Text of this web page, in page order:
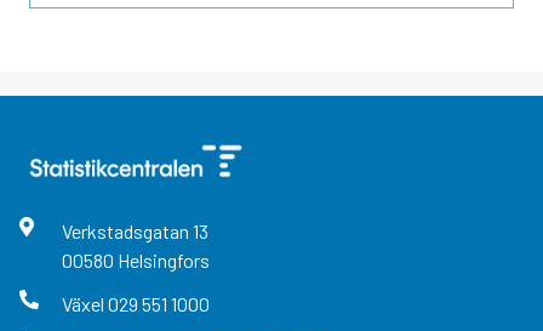
Verkstadsgatan 13
00580 Helsingfors
Växel 029 551 1000